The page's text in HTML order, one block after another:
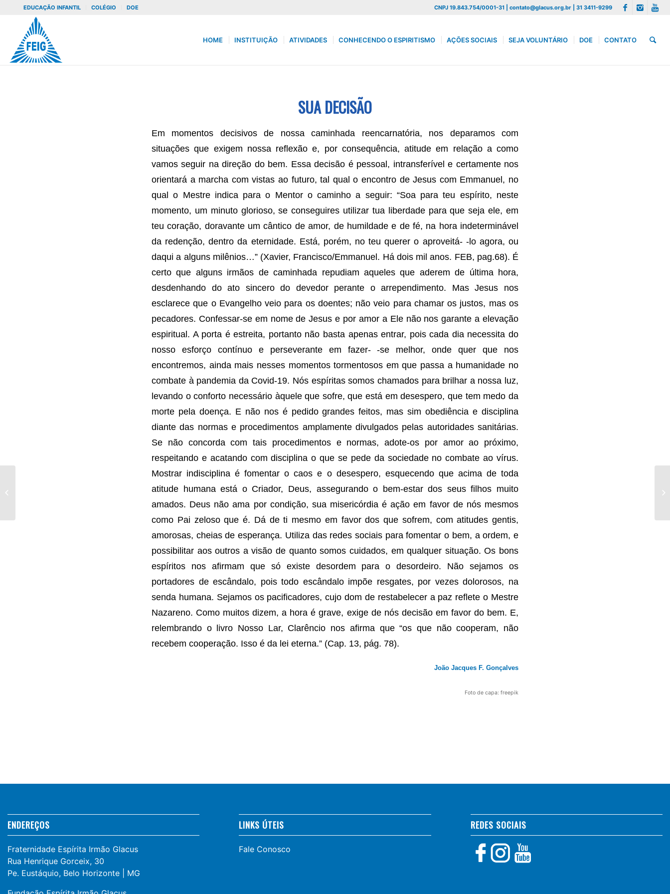
EDUCAÇÃO INFANTIL COLÉGIO DOE CNPJ 19.843.754/0001-31 | contato@glacus.org.br | 31 3411-9299
HOME INSTITUIÇÃO ATIVIDADES CONHECENDO O ESPIRITISMO AÇÕES SOCIAIS SEJA VOLUNTÁRIO DOE CONTATO
SUA DECISÃO
Em momentos decisivos de nossa caminhada reencarnatória, nos deparamos com
situações que exigem nossa reflexão e, por consequência, atitude em relação a como
vamos seguir na direção do bem. Essa decisão é pessoal, intransferível e certamente nos
orientará a marcha com vistas ao futuro, tal qual o encontro de Jesus com Emmanuel, no
qual o Mestre indica para o Mentor o caminho a seguir: “Soa para teu espírito, neste
momento, um minuto glorioso, se conseguires utilizar tua liberdade para que seja ele, em
teu coração, doravante um cântico de amor, de humildade e de fé, na hora indeterminável
da redenção, dentro da eternidade. Está, porém, no teu querer o aproveitá- -lo agora, ou
daqui a alguns milênios…” (Xavier, Francisco/Emmanuel. Há dois mil anos. FEB, pag.68). É
certo que alguns irmãos de caminhada repudiam aqueles que aderem de última hora,
desdenhando do ato sincero do devedor perante o arrependimento. Mas Jesus nos
esclarece que o Evangelho veio para os doentes; não veio para chamar os justos, mas os
pecadores. Confessar-se em nome de Jesus e por amor a Ele não nos garante a elevação
espiritual. A porta é estreita, portanto não basta apenas entrar, pois cada dia necessita do
nosso esforço contínuo e perseverante em fazer- -se melhor, onde quer que nos
encontremos, ainda mais nesses momentos tormentosos em que passa a humanidade no
combate à pandemia da Covid-19. Nós espíritas somos chamados para brilhar a nossa luz,
levando o conforto necessário àquele que sofre, que está em desespero, que tem medo da
morte pela doença. E não nos é pedido grandes feitos, mas sim obediência e disciplina
diante das normas e procedimentos amplamente divulgados pelas autoridades sanitárias.
Se não concorda com tais procedimentos e normas, adote-os por amor ao próximo,
respeitando e acatando com disciplina o que se pede da sociedade no combate ao vírus.
Mostrar indisciplina é fomentar o caos e o desespero, esquecendo que acima de toda
atitude humana está o Criador, Deus, assegurando o bem-estar dos seus filhos muito
amados. Deus não ama por condição, sua misericórdia é ação em favor de nós mesmos
como Pai zeloso que é. Dá de ti mesmo em favor dos que sofrem, com atitudes gentis,
amorosas, cheias de esperança. Utiliza das redes sociais para fomentar o bem, a ordem, e
possibilitar aos outros a visão de quanto somos cuidados, em qualquer situação. Os bons
espíritos nos afirmam que só existe desordem para o desordeiro. Não sejamos os
portadores de escândalo, pois todo escândalo impõe resgates, por vezes dolorosos, na
senda humana. Sejamos os pacificadores, cujo dom de restabelecer a paz reflete o Mestre
Nazareno. Como muitos dizem, a hora é grave, exige de nós decisão em favor do bem. E,
relembrando o livro Nosso Lar, Clarêncio nos afirma que “os que não cooperam, não
recebem cooperação. Isso é da lei eterna.” (Cap. 13, pág. 78).
João Jacques F. Gonçalves
Foto de capa: freepik
ENDEREÇOS
Fraternidade Espírita Irmão Glacus
Rua Henrique Gorceix, 30
Pe. Eustáquio, Belo Horizonte | MG
LINKS ÚTEIS
Fale Conosco
REDES SOCIAIS